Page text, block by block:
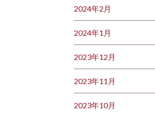
2024年2月
2024年1月
2023年12月
2023年11月
2023年10月